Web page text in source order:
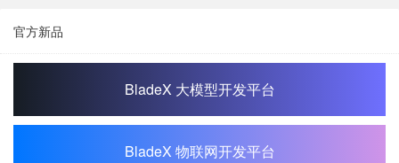
官方新品
BladeX 大模型开发平台
BladeX 物联网开发平台